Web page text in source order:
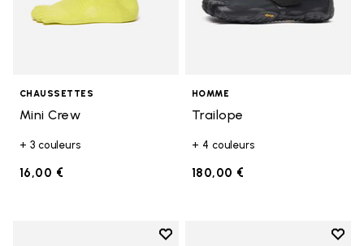
CHAUSSETTES
Mini Crew
+ 3 couleurs
16,00 €
HOMME
Trailope
+ 4 couleurs
180,00 €
Add to wishlist
Add